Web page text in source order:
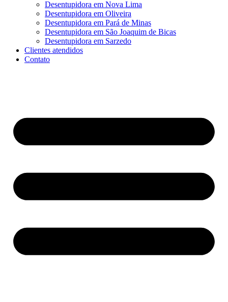
Desentupidora em Nova Lima
Desentupidora em Oliveira
Desentupidora em Pará de Minas
Desentupidora em São Joaquim de Bicas
Desentupidora em Sarzedo
Clientes atendidos
Contato